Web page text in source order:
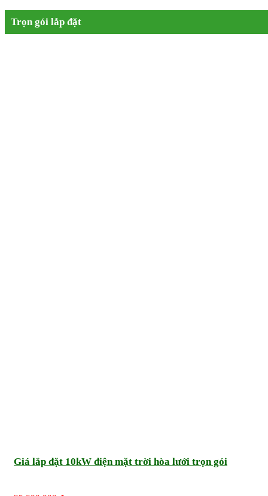
Trọn gói lắp đặt
Giá lắp đặt 10kW điện mặt trời hòa lưới trọn gói